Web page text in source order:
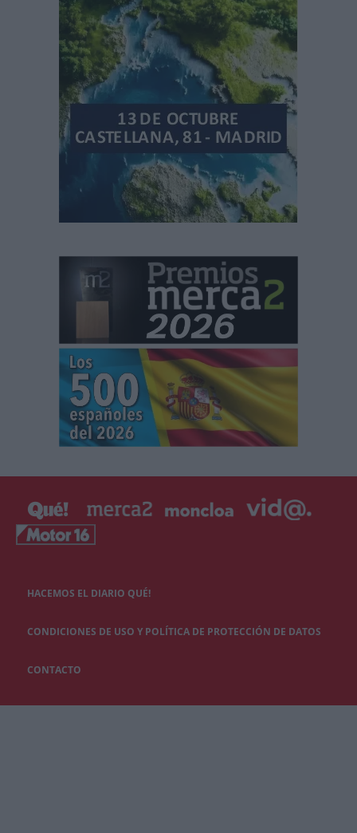
HACEMOS EL DIARIO QUÉ!
CONDICIONES DE USO Y POLÍTICA DE PROTECCIÓN DE DATOS
CONTACTO